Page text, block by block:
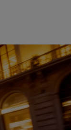
km, con anticipo di €